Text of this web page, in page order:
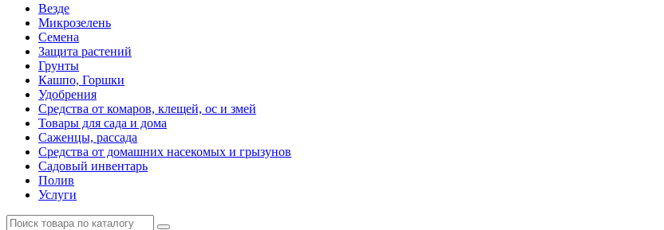
Везде
Микрозелень
Семена
Защита растений
Грунты
Кашпо, Горшки
Удобрения
Средства от комаров, клещей, ос и змей
Товары для сада и дома
Саженцы, рассада
Средства от домашних насекомых и грызунов
Садовый инвентарь
Полив
Услуги